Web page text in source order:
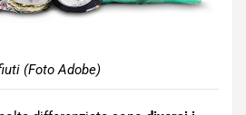
(Foto Adobe)